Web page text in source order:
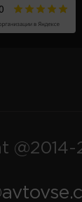
@2014-